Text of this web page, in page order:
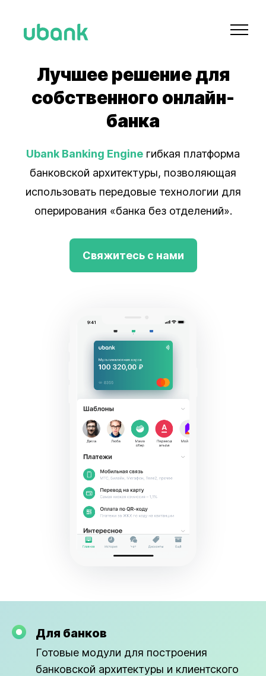
Лучшее решение для
собственного онлайн-
банка
Ubank Banking Engine гибкая платформа
банковской архитектуры, позволяющая
использовать передовые технологии для
оперирования «банка без отделений».
Свяжитесь с нами
Для банков
Готовые модули для построения
банковской архитектуры и клиентского